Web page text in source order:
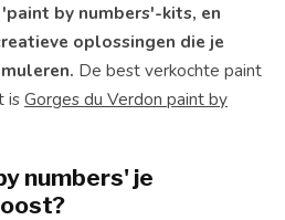
by numbers'-kits, en
oplossingen die je
De best verkochte paint
isGorges du Verdon paint by
numbers' je